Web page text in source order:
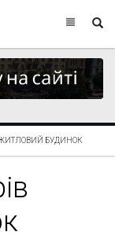
ЖИТЛОВИЙ БУДИНОК